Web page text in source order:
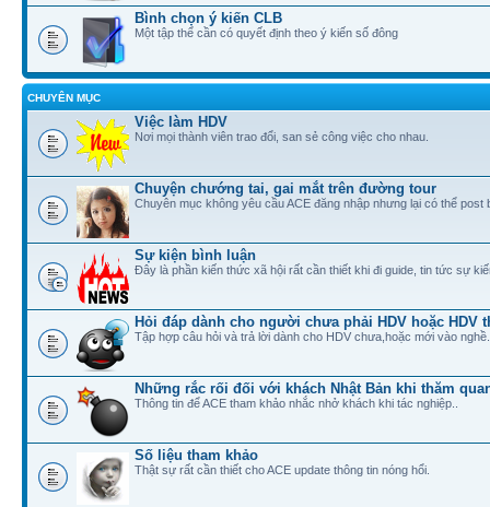
Bình chọn ý kiến CLB
Một tập thể cần có quyết định theo ý kiến số đông
CHUYÊN MỤC
Việc làm HDV
Nơi mọi thành viên trao đổi, san sẻ công việc cho nhau.
Chuyện chướng tai, gai mắt trên đường tour
Chuyên mục không yêu cầu ACE đăng nhập nhưng lại có thể post
Sự kiện bình luận
Đây là phần kiến thức xã hội rất cần thiết khi đi guide, tin tức sự
Hỏi đáp dành cho người chưa phải HDV hoặc HDV
Tập hợp câu hỏi và trả lời dành cho HDV chưa,hoặc mới vào
Những rắc rối đối với khách Nhật Bản khi thăm
Thông tin để ACE tham khảo nhắc nhở khách khi tác nghiệp..
Số liệu tham khảo
Thật sự rất cần thiết cho ACE update thông tin nóng hổi.